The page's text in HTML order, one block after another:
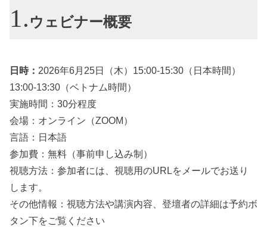
ウェビナー概要
日時： 2026年6月25日（木）15:00-15:30（日本時間）
13:00-13:30（ベトナム時間）
実施時間：30分程度
会場：オンライン（ZOOM）
言語：日本語
参加費：無料（事前申し込み制）
視聴方法：参加者には、視聴用のURLをメールでお送り
します。
その他情報：視聴方法や講演内容、登壇者の詳細は予約ボ
タン下をご覧ください